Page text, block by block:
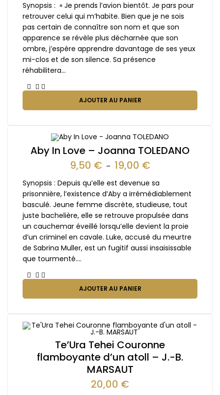
Synopsis : « Je prends l’avion bientôt. Je pars pour
retrouver celui qui m’habite. Bien que je ne sois
pas certain de connaître son nom et que son
apparence se révèle plus décharnée que son
ombre, j’espère apprendre davantage de ses yeux
mi-clos et de son silence. Sa présence
réhabilitera…
AJOUTER AU PANIER
Aby In Love – Joanna TOLEDANO
9,50 € – 19,00 €
Synopsis : Depuis qu’elle est devenue sa
prisonnière, l’existence d’Aby a irrémédiablement
basculé. Jeune femme discrète, studieuse, tout
juste bachelière, elle se retrouve propulsée dans
un cauchemar éveillé lorsqu’elle devient la proie
d’un criminel en cavale. Luke, accusé du meurtre
de Sabrina Muller, est un fugitif aussi insaisissable
que tourmenté.…
AJOUTER AU PANIER
Te’Ura Tehei Couronne
flamboyante d’un atoll – J.-B.
MARSAUT
20,00 €